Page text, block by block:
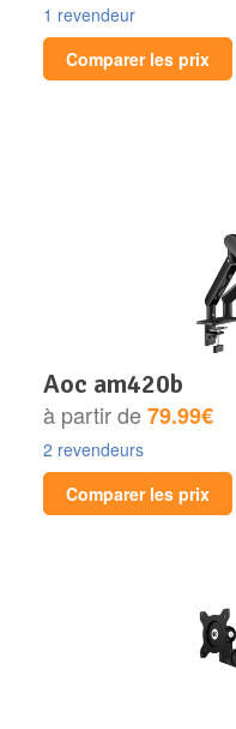
1 revendeur
Comparer les prix
aoc am420b
à partir de79.99€
2 revendeurs
Comparer les prix